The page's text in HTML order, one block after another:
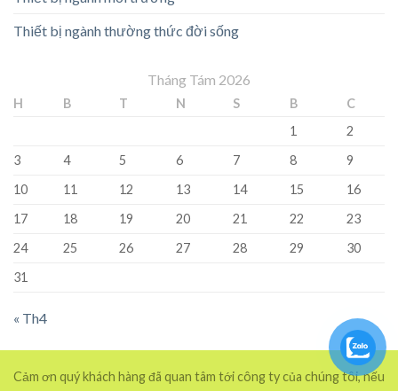
Thiết bị ngành thường thức đời sống
Tháng Tám 2026
H B T N S B
C
1
2
3
4 5 6 7 8
9
10
11 12 13 14 15
16
17
18 19 20 21 22
23
24
25 26 27 28 29
30
31
« Th4
Cảm ơn quý khách hàng đã quan tâm tới công ty của chúng tôi, nếu